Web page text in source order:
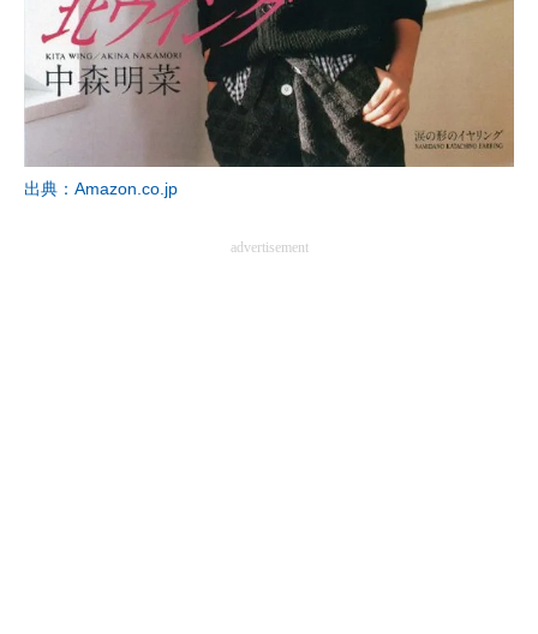
経営リーダーのコミュニティ
マーケ×ITの今がよく分かる
ITエンジニア向け専門サイト
企業向けIT製品の総合サイト
出典：Amazon.co.jp
advertisement